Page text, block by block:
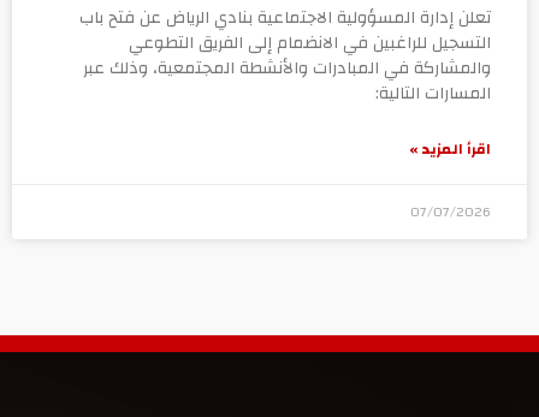
تعلن إدارة المسؤولية الاجتماعية بنادي الرياض عن فتح باب
التسجيل للراغبين في الانضمام إلى الفريق التطوعي
والمشاركة في المبادرات والأنشطة المجتمعية، وذلك عبر
المسارات التالية:
اقرأ المزيد »
07/07/2026